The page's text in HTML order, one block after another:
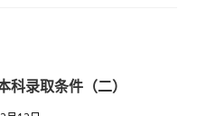
录取条件（二）